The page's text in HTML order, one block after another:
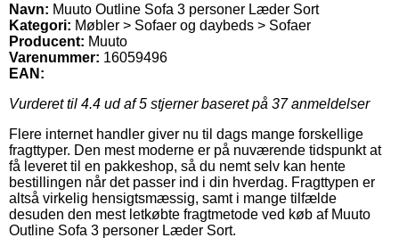
Navn: Muuto Outline Sofa 3 personer Læder Sort
Kategori: Møbler > Sofaer og daybeds > Sofaer
Producent: Muuto
Varenummer: 16059496
EAN:
Vurderet til 4.4 ud af 5 stjerner baseret på 37anmeldelser
Flere internet handler giver nu til dags mange forskellige
fragttyper. Den mest moderne er på nuværende tidspunkt at
få leveret til en pakkeshop, så du nemt selv kan hente
bestillingen når det passer ind i din hverdag. Fragttypen er
altså virkelig hensigtsmæssig, samt i mange tilfælde
desuden den mest letkøbte fragtmetode ved køb af Muuto
Outline Sofa 3 personer Læder Sort.